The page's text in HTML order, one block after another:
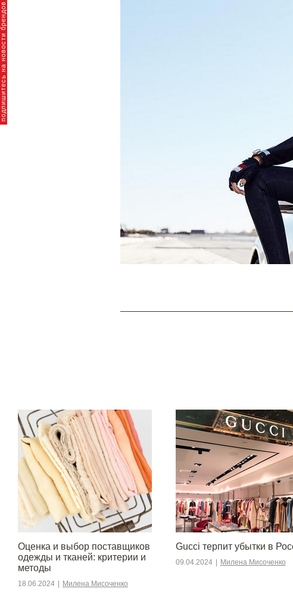
брендов
Оценка и выбор поставщиков
одежды и тканей: критерии и
методы
18.06.2024 Милена Мисоченко
Gucci терпит убытки в
09.04.2024 Милена Мисоченко